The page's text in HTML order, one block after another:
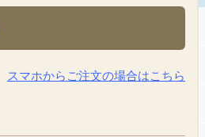
スマホからご注文の場合はこちら